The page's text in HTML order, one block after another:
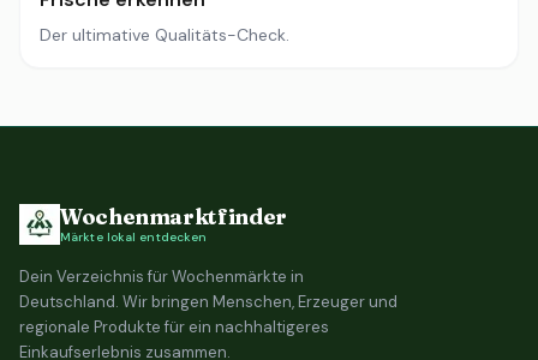
Der ultimative Qualitäts-Check.
Wochenmarktfinder
Märkte lokal entdecken
Dein Verzeichnis für Wochenmärkte in
Deutschland. Wir bringen Menschen, Erzeuger und
regionale Produkte für ein nachhaltigeres
Einkaufserlebnis zusammen.